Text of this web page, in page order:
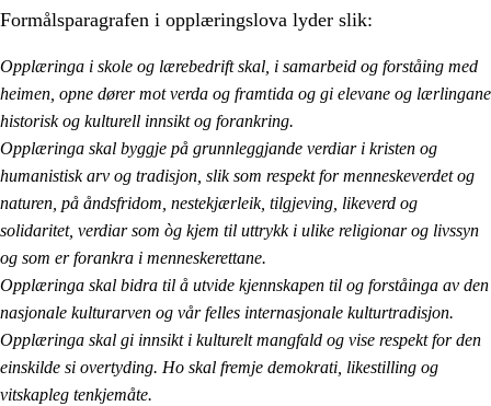
Formålsparagrafen i opplæringslova lyder slik:
Opplæringa i skole og lærebedrift skal, i samarbeid og forståing med
heimen, opne dører mot verda og framtida og gi elevane og lærlingane
historisk og kulturell innsikt og forankring.
Opplæringa skal byggje på grunnleggjande verdiar i kristen og
humanistisk arv og tradisjon, slik som respekt for menneskeverdet og
naturen, på åndsfridom, nestekjærleik, tilgjeving, likeverd og
solidaritet, verdiar som òg kjem til uttrykk i ulike religionar og livssyn
og som er forankra i menneskerettane.
Opplæringa skal bidra til å utvide kjennskapen til og forståinga av den
nasjonale kulturarven og vår felles internasjonale kulturtradisjon.
Opplæringa skal gi innsikt i kulturelt mangfald og vise respekt for den
einskilde si overtyding. Ho skal fremje demokrati, likestilling og
vitskapleg tenkjemåte.